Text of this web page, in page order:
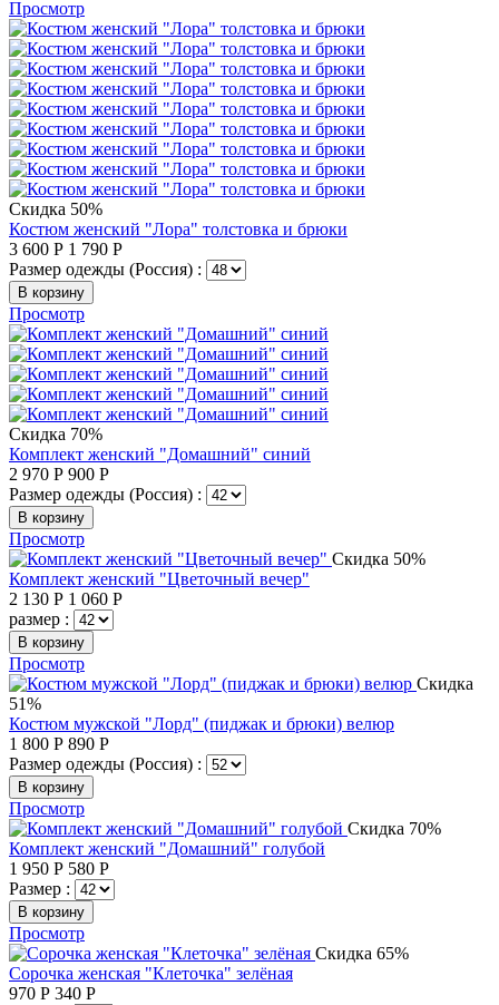
Просмотр
Скидка 50%
Костюм женский "Лора" толстовка и брюки
3 600 Р 1 790 Р
Размер одежды (Россия) :
В корзину
Просмотр
Скидка 70%
Комплект женский "Домашний" синий
2 970 Р 900 Р
Размер одежды (Россия) :
В корзину
Просмотр
Скидка 50%
Комплект женский "Цветочный вечер"
2 130 Р 1 060 Р
размер :
В корзину
Просмотр
Скидка
51%
Костюм мужской "Лорд" (пиджак и брюки) велюр
1 800 Р 890 Р
Размер одежды (Россия) :
В корзину
Просмотр
Скидка 70%
Комплект женский "Домашний" голубой
1 950 Р 580 Р
Размер :
В корзину
Просмотр
Скидка 65%
Сорочка женская "Клеточка" зелёная
970 Р 340 Р